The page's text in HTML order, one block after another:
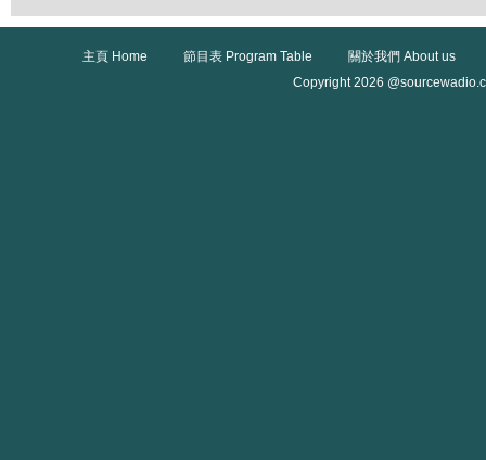
主頁 Home 節目表 Program Table
關於我們 About us
Copyright 2026